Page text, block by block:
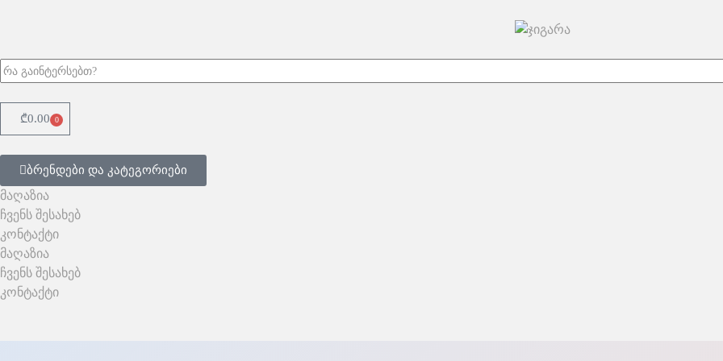
₾0.00 0
ბრენდები და კატეგორიები
მაღაზია
ჩვენს შესახებ
კონტაქტი
მაღაზია
ჩვენს შესახებ
კონტაქტი